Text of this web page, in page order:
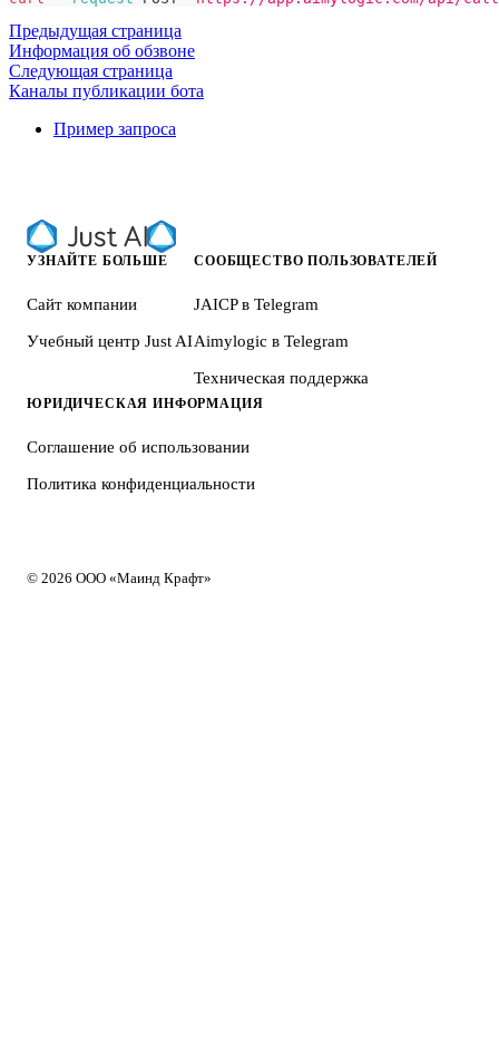
Предыдущая страница
Информация об обзвоне
Следующая страница
Каналы публикации бота
Пример запроса
УЗНАЙТЕ БОЛЬШЕ
Сайт компании
Учебный центр Just AI
СООБЩЕСТВО ПОЛЬЗОВАТЕЛЕЙ
JAICP в Telegram
Aimylogic в Telegram
Техническая поддержка
ЮРИДИЧЕСКАЯ ИНФОРМАЦИЯ
Соглашение об использовании
Политика конфиденциальности
© 2026 ООО «Маинд Крафт»